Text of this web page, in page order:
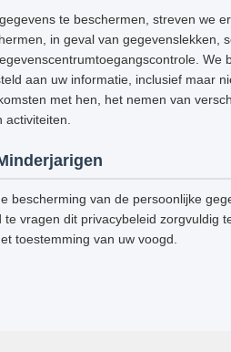
te beschermen, streven we
in geval van gegevenslekken,
aan uw informatie, inclusief maar
met hen, het nemen van
bescherming van de persoonlijke
te vragen dit privacybeleid zorgvuldig
toestemming van uw voogd.